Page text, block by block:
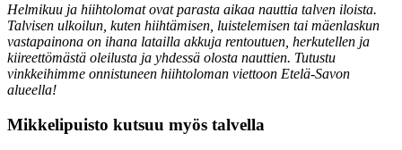
Helmikuu ja hiihtolomat ovat parasta aikaa nauttia talven iloista.
Talvisen ulkoilun, kuten hiihtämisen, luistelemisen tai mäenlaskun
vastapainona on ihana latailla akkuja rentoutuen, herkutellen ja
kiireettömästä oleilusta ja yhdessä olosta nauttien. Tutustu
vinkkeihimme onnistuneen hiihtoloman viettoon Etelä-Savon
alueella!
Mikkelipuisto kutsuu myös talvella